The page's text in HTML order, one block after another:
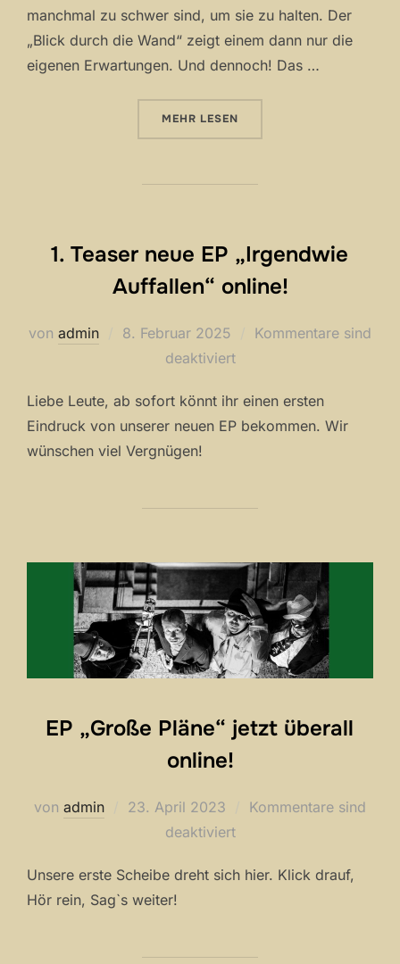
manchmal zu schwer sind, um sie zu halten. Der
„Blick durch die Wand“ zeigt einem dann nur die
eigenen Erwartungen. Und dennoch! Das …
MEHR ÜBER „NEUE SINGLE! JETZT
LESEN
1. Teaser neue EP „Irgendwie
Auffallen“ online!
von admin
Veröffentlicht
8. Februar 2025
Kommentare sind
deaktiviert
Liebe Leute, ab sofort könnt ihr einen ersten
Eindruck von unserer neuen EP bekommen. Wir
wünschen viel Vergnügen!
EP „Große Pläne“ jetzt überall
online!
von admin
Veröffentlicht
23. April 2023
Kommentare sind
deaktiviert
Unsere erste Scheibe dreht sich hier. Klick drauf,
Hör rein, Sag`s weiter!